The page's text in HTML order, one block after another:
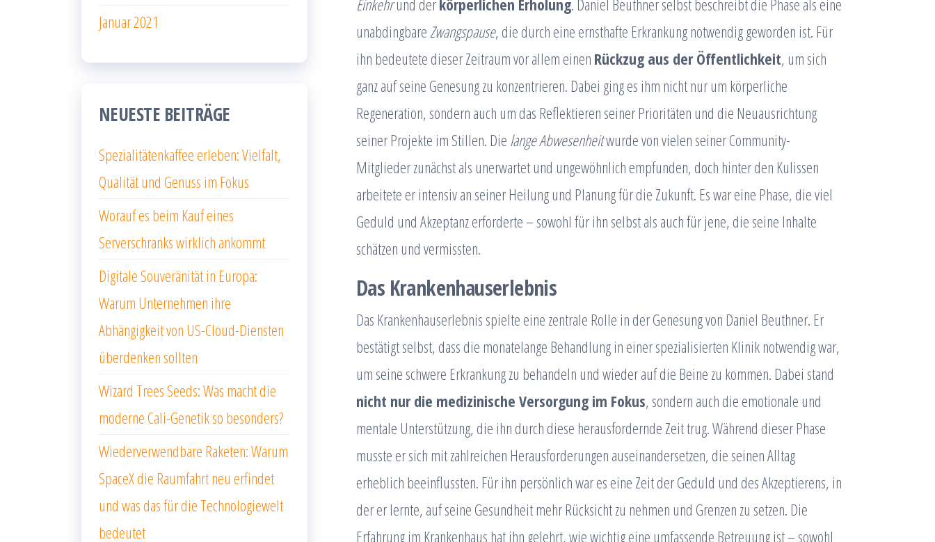
Einkehrund derkörperlichen Erholung. Daniel Beuthner selbst beschreibt die Phase als eine
unabdingbareZwangspause, die durch eine ernsthafte Erkrankung notwendig geworden ist. Für
ihn bedeutete dieser Zeitraum vor allem einen Rückzug aus der Öffentlichkeit, um sich
ganz auf seine Genesung zu konzentrieren. Dabei ging es ihm nicht nur um körperliche
Regeneration, sondern auch um das Reflektieren seiner Prioritäten und die Neuausrichtung
seiner Projekte im Stillen. Die lange Abwesenheitwurde von vielen seiner Community-
Mitglieder zunächst als unerwartet und ungewöhnlich empfunden, doch hinter den Kulissen
arbeitete er intensiv an seiner Heilung und Planung für die Zukunft. Es war eine Phase, die viel
Geduld und Akzeptanz erforderte – sowohl für ihn selbst als auch für jene, die seine Inhalte
schätzen und vermissten.
Das Krankenhauserlebnis
Das Krankenhauserlebnis spielte eine zentrale Rolle in der Genesung von Daniel Beuthner. Er
bestätigt selbst, dass die monatelange Behandlung in einer spezialisierten Klinik notwendig war,
um seine schwere Erkrankung zu behandeln und wieder auf die Beine zu kommen. Dabei stand
nicht nur die medizinische Versorgung im Fokus, sondern auch die emotionale und
mentale Unterstützung, die ihn durch diese herausfordernde Zeit trug. Während dieser Phase
musste er sich mit zahlreichen Herausforderungen auseinandersetzen, die seinen Alltag
erheblich beeinflussten. Für ihn persönlich war es eine Zeit der Geduld und des Akzeptierens, in
der er lernte, auf seine Gesundheit mehr Rücksicht zu nehmen und Grenzen zu setzen. Die
Erfahrung im Krankenhaus hat ihn gelehrt, wie wichtig eine umfassende Betreuung ist – sowohl
Januar 2021
NEUESTE BEITRÄGE
Spezialitätenkaffee erleben: Vielfalt,
Qualität und Genuss im Fokus
Worauf es beim Kauf eines
Serverschranks wirklich ankommt
Digitale Souveränität in Europa:
Warum Unternehmen ihre
Abhängigkeit von US-Cloud-Diensten
überdenken sollten
Wizard Trees Seeds: Was macht die
moderne Cali-Genetik so besonders?
Wiederverwendbare Raketen: Warum
SpaceX die Raumfahrt neu erfindet
und was das für die Technologiewelt
bedeutet